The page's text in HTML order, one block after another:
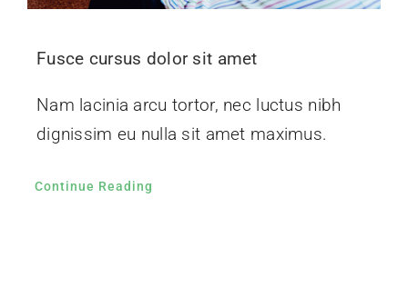
Fusce cursus dolor sit amet
Nam lacinia arcu tortor, nec luctus nibh
dignissim eu nulla sit amet maximus.
Continue Reading